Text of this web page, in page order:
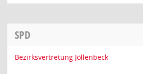
SPD
Bezirksvertretung Jöllenbeck